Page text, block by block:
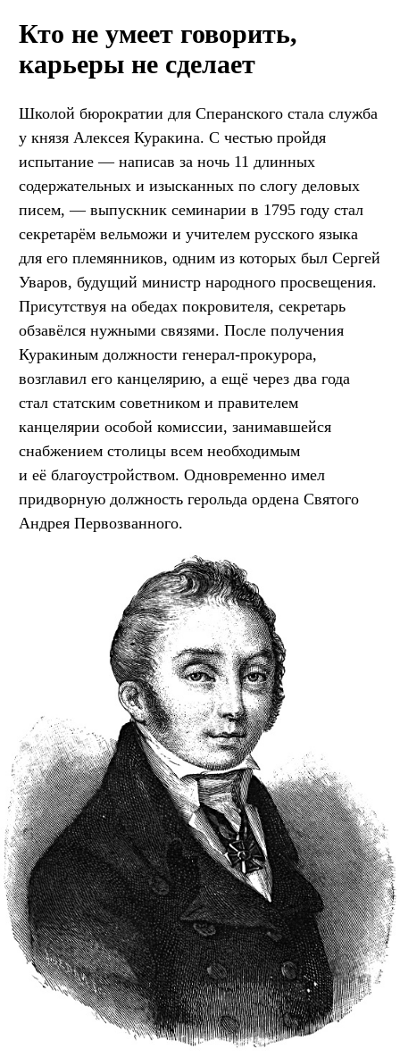
Кто не умеет говорить,
карьеры не сделает
Школой бюрократии для Сперанского стала служба
у князя Алексея Куракина. С честью пройдя
испытание — написав за ночь 11 длинных
содержательных и изысканных по слогу деловых
писем, — выпускник семинарии в 1795 году стал
секретарём вельможи и учителем русского языка
для его племянников, одним из которых был Сергей
Уваров, будущий министр народного просвещения.
Присутствуя на обедах покровителя, секретарь
обзавёлся нужными связями. После получения
Куракиным должности генерал-прокурора,
возглавил его канцелярию, а ещё через два года
стал статским советником и правителем
канцелярии особой комиссии, занимавшейся
снабжением столицы всем необходимым
и её благоустройством. Одновременно имел
придворную должность герольда ордена Святого
Андрея Первозванного.